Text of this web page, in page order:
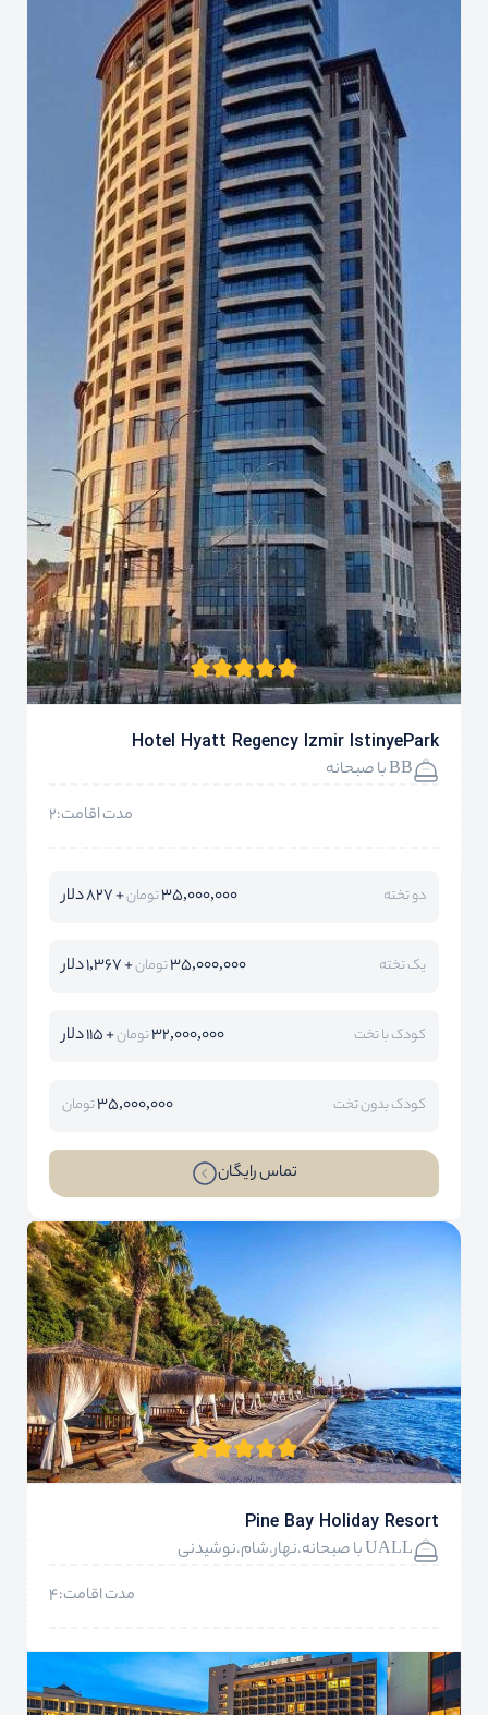
Hotel Hyatt Regency Izmir IstinyePark
BB با صبحانه
مدت اقامت:2
دو تخته 35,000,000تومان+ 827 دلار
یک تخته 35,000,000تومان+ 1,367 دلار
کودک با تخت 32,000,000تومان+ 115 دلار
کودک بدون تخت 35,000,000تومان
تماس رایگان
Pine Bay Holiday Resort
UALL با صبحانه.نهار.شام.نوشیدنی
مدت اقامت:4